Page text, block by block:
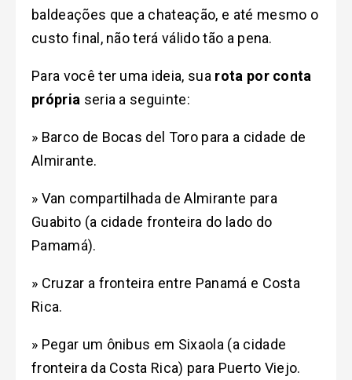
baldeações que a chateação, e até mesmo o
custo final, não terá válido tão a pena.
Para você ter uma ideia, sua rota por conta
própria seria a seguinte:
» Barco de Bocas del Toro para a cidade de
Almirante.
» Van compartilhada de Almirante para
Guabito (a cidade fronteira do lado do
Pamamá).
» Cruzar a fronteira entre Panamá e Costa
Rica.
» Pegar um ônibus em Sixaola (a cidade
fronteira da Costa Rica) para Puerto Viejo.